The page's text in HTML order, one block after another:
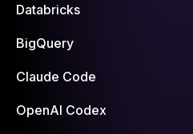
Databricks
BigQuery
Claude Code
OpenAI Codex